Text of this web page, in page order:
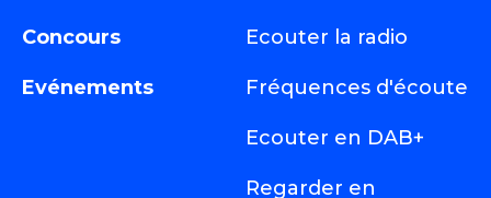
Concours
Evénements
Ecouter la radio
Fréquences d'écoute
Ecouter en DAB+
Regarder en